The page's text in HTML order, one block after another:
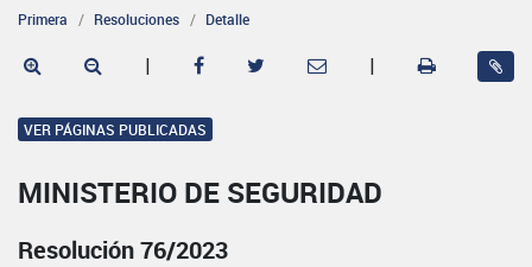
Primera Resoluciones Detalle
| |
VER PÁGINAS PUBLICADAS
MINISTERIO DE SEGURIDAD
Resolución 76/2023